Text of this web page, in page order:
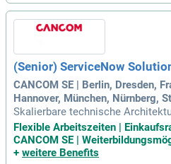
(Senior) ServiceNow
CANCOM SE | Berlin, Dresden,
Hannover, München, Nürnberg,
Skalierbare technische
ulare, zukunftssichere Lösungen;
Datenmodelle,
auf Basis aktueller Service Now-
Flexible Arbeitszeiten |
CANCOM SE |
+ weitere Benefits